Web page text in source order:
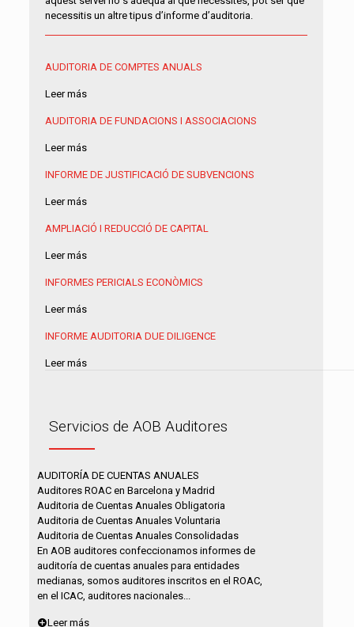
necessitis un altre tipus d’informe d’auditoria.
AUDITORIA DE COMPTES ANUALS
Leer más
AUDITORIA DE FUNDACIONS I ASSOCIACIONS
Leer más
INFORME DE JUSTIFICACIÓ DE SUBVENCIONS
Leer más
AMPLIACIÓ I REDUCCIÓ DE CAPITAL
Leer más
INFORMES PERICIALS ECONÒMICS
Leer más
INFORME AUDITORIA DUE DILIGENCE
Leer más
Servicios de AOB Auditores
AUDITORÍA DE CUENTAS ANUALES
Auditores ROAC en Barcelona y Madrid
Auditoria de Cuentas Anuales Obligatoria
Auditoria de Cuentas Anuales Voluntaria
Auditoria de Cuentas Anuales Consolidadas
En AOB auditores confeccionamos informes de
auditoría de cuentas anuales para entidades
medianas, somos auditores inscritos en el ROAC,
en el ICAC, auditores nacionales...
Leer más